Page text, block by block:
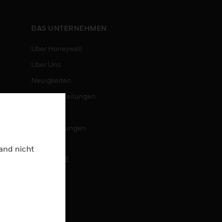
DAS UNTERNEHMEN
Über Honeywell
Über Uns
Neuigkeiten
Pressemitteilungen
Veranstaltungen
KARRIERE
nicht